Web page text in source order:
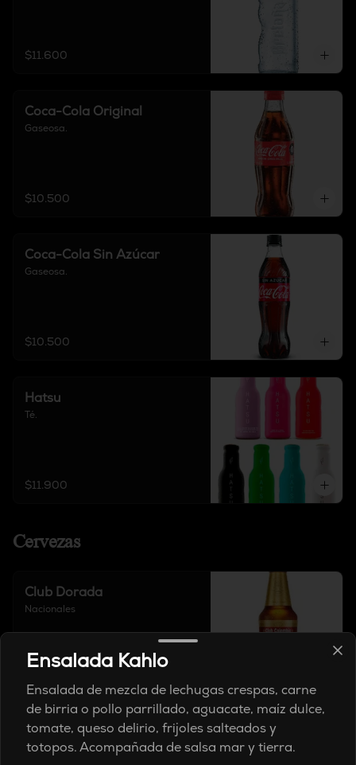
$11.600
Coca-Cola Original
Gaseosa.
$10.500
Coca-Cola Sin Azúcar
Gaseosa.
$10.500
Hatsu
Té.
$11.900
Cervezas
Club Dorada
Nacionales
Club Negra
Nacionales
Ensalada Kahlo
Ensalada de mezcla de lechugas crespas, carne
de birria o pollo parrillado, aguacate, maíz dulce,
tomate, queso delirio, frijoles salteados y
totopos. Acompañada de salsa mar y tierra.